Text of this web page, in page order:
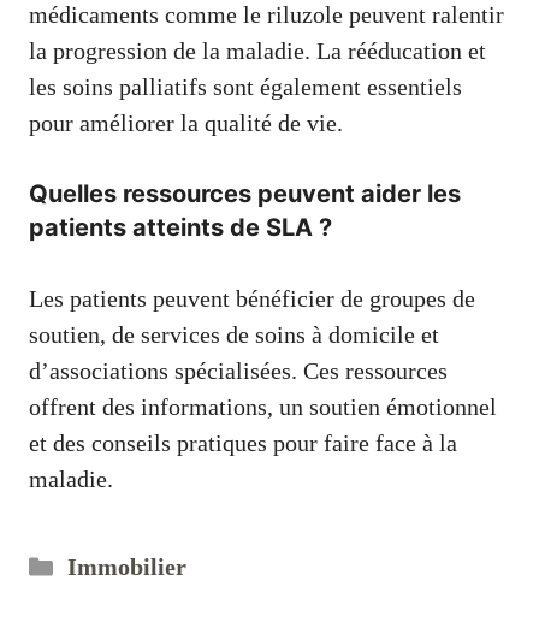
médicaments comme le riluzole peuvent ralentir
la progression de la maladie. La rééducation et
les soins palliatifs sont également essentiels
pour améliorer la qualité de vie.
Quelles ressources peuvent aider les
patients atteints de SLA ?
Les patients peuvent bénéficier de groupes de
soutien, de services de soins à domicile et
d’associations spécialisées. Ces ressources
offrent des informations, un soutien émotionnel
et des conseils pratiques pour faire face à la
maladie.
Catégories
Immobilier